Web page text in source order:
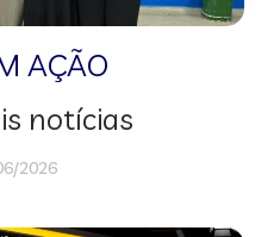
AÇÃO
notícias
2026